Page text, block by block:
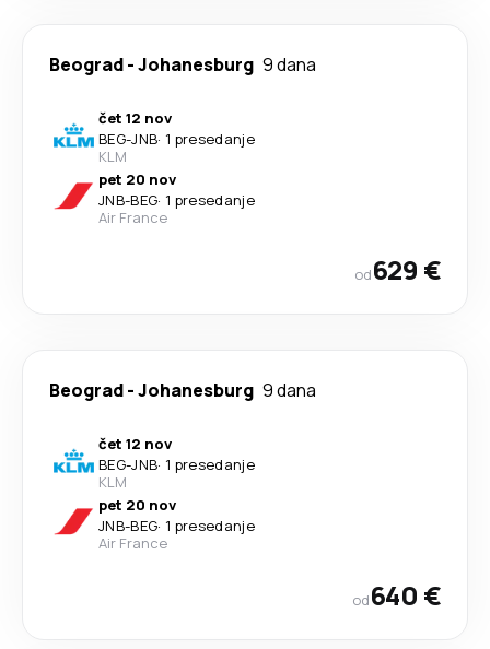
Beograd-Johanesburg 9 dana
čet 12 nov
BEG-JNB· 1 presedanje
KLM
pet 20 nov
JNB-BEG· 1 presedanje
Air France
od629 €
Beograd-Johanesburg 9 dana
čet 12 nov
BEG-JNB· 1 presedanje
KLM
pet 20 nov
JNB-BEG· 1 presedanje
Air France
od640 €